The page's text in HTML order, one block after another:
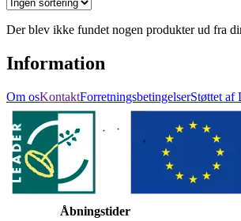
Der blev ikke fundet nogen produkter ud fra
Information
Om osKontaktForretningsbetingelserStøttet
Åbningstider